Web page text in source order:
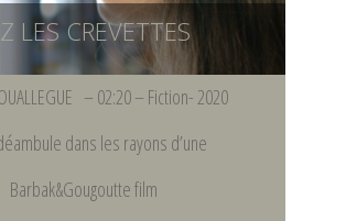
LES CREVETTES
– 02:20 – Fiction- 2020
dans les rayons d’une
Barbak&Gougoutte film